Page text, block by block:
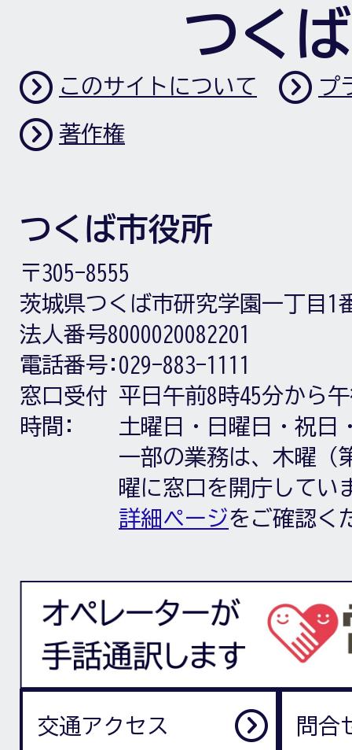
つく
このサイトについて プ
著作権
つくば市役所
〒305-8555
茨城県つくば市研究学園一丁目1
法人番号8000020082201
電話番号: 029-883-1111
窓口受付
時間:
平日午前8時45分から
土曜日・日曜日・祝日
一部の業務は、木曜（
曜に窓口を開庁してい
詳細ページをご確認く
交通アクセス 問合